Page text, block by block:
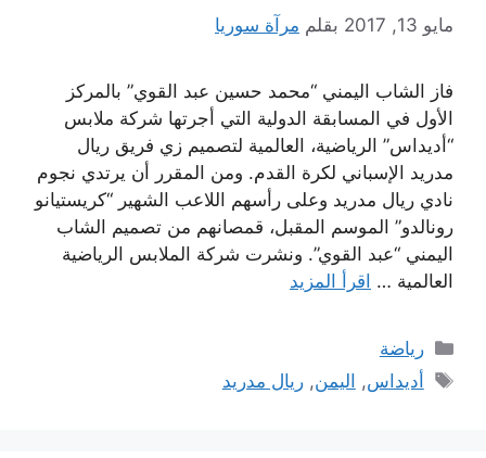
مايو 13, 2017 بقلم مرآة سوريا
فاز الشاب اليمني “محمد حسين عبد القوي” بالمركز
الأول في المسابقة الدولية التي أجرتها شركة ملابس
“أديداس” الرياضية، العالمية لتصميم زي فريق ريال
مدريد الإسباني لكرة القدم. ومن المقرر أن يرتدي نجوم
نادي ريال مدريد وعلى رأسهم اللاعب الشهير “كريستيانو
رونالدو” الموسم المقبل، قمصانهم من تصميم الشاب
اليمني “عبد القوي”. ونشرت شركة الملابس الرياضية
العالمية … اقرأ المزيد
التصنيفات
رياضة
الوسوم
أديداس, اليمن,ريال مدريد